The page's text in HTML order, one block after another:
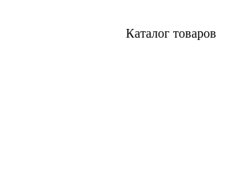
Каталог товаров